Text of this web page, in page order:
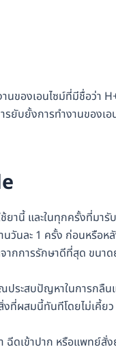
องเอนไซม์ที่มีชื่อว่า
ยับยั้งการทำงานของเ
ยานี้ และในทุกครั้งที่ม
นวันละ 1 ครั้ง ก่อนหรื
การรักษาดีที่สุด ขนาดย
ระสบปัญหาในการกลื
ที่ผสมนี้ทันทีโดยไม่เคี้ย
เข้าปาก หรือแพทย์สั่ง